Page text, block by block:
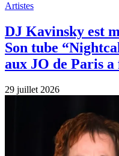
Artistes
DJ Kavinsky est
Son tube
aux JO de Paris
29 juillet 2026